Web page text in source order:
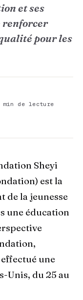
et ses
renforcer
pour les
de lecture
Sheyi
est la
de la jeunesse
une éducation
une
Unis, du 25 au